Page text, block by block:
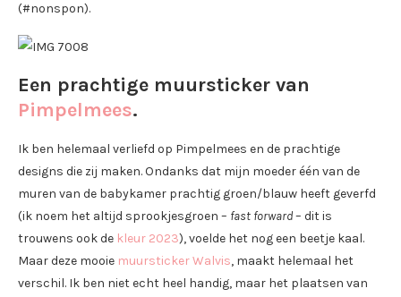
(#nonspon).
Een prachtige muursticker van
Pimpelmees.
Ik ben helemaal verliefd op Pimpelmees en de prachtige
designs die zij maken. Ondanks dat mijn moeder één van de
muren van de babykamer prachtig groen/blauw heeft geverfd
(ik noem het altijd sprookjesgroen – fast forward– dit is
trouwens ook de kleur 2023), voelde het nog een beetje kaal.
Maar deze mooie muursticker Walvis, maakt helemaal het
verschil. Ik ben niet echt heel handig, maar het plaatsen van